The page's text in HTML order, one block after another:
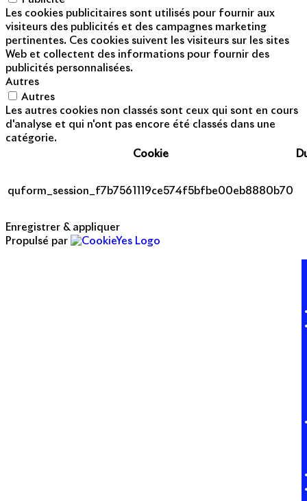
Les cookies publicitaires sont utilisés pour fournir aux
visiteurs des publicités et des campagnes marketing
pertinentes. Ces cookies suivent les visiteurs sur les sites
Web et collectent des informations pour fournir des
publicités personnalisées.
Autres
Autres
Les autres cookies non classés sont ceux qui sont en cours
d'analyse et qui n'ont pas encore été classés dans une
catégorie.
Cookie
quform_session_f7b7561119ce574f5bfbe00eb8880b70
Enregistrer & appliquer
Propulsé par